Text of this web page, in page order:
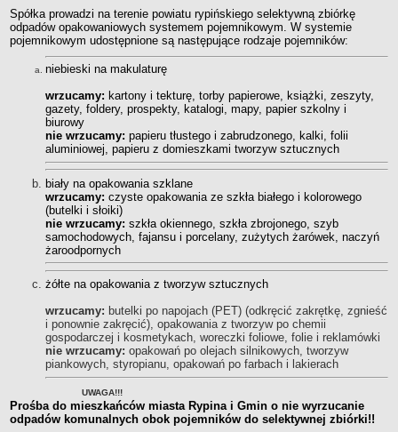
TRYB ROZPATRYWANIA SPRAW
Sposoby przyjmowania i załatwiania spraw
CENNIK USŁUG
Cennik za przyjęcie i utylizację odpadów
Cennik za transport odpadów
REGULAMINY I WZORY DOKUMENTÓW
Regulamin Spółki
Wzory dokumentów
Informacje dla sygnalistów
HARMONOGRAMY WYWOZU
Gmina Miasta Rypin
Gmina Rypin
Gmina Wąpielsk
Gmina Skrwilno
Gmina Osiek
Spółka prowadzi na terenie powiatu rypińskiego selektywną zbiórkę
odpadów opakowaniowych systemem pojemnikowym. W systemie
pojemnikowym udostępnione są następujące rodzaje pojemników:
niebieski na makulaturę
wrzucamy: kartony i tekturę, torby papierowe, książki, zeszyty,
gazety, foldery, prospekty, katalogi, mapy, papier szkolny i
biurowy
nie wrzucamy: papieru tłustego i zabrudzonego, kalki, folii
aluminiowej, papieru z domieszkami tworzyw sztucznych
biały na opakowania szklane
wrzucamy: czyste opakowania ze szkła białego i kolorowego
(butelki i słoiki)
nie wrzucamy: szkła okiennego, szkła zbrojonego, szyb
samochodowych, fajansu i porcelany, zużytych żarówek, naczyń
żaroodpornych
żółte na opakowania z tworzyw sztucznych
wrzucamy: butelki po napojach (PET) (odkręcić zakrętkę, zgnieść
i ponownie zakręcić), opakowania z tworzyw po chemii
gospodarczej i kosmetykach, woreczki foliowe, folie i reklamówki
nie wrzucamy: opakowań po olejach silnikowych, tworzyw
piankowych, styropianu, opakowań po farbach i lakierach
UWAGA!!!
Prośba do mieszkańców miasta Rypina i Gmin o nie wyrzucanie
odpadów komunalnych obok pojemników do selektywnej zbiórki!!